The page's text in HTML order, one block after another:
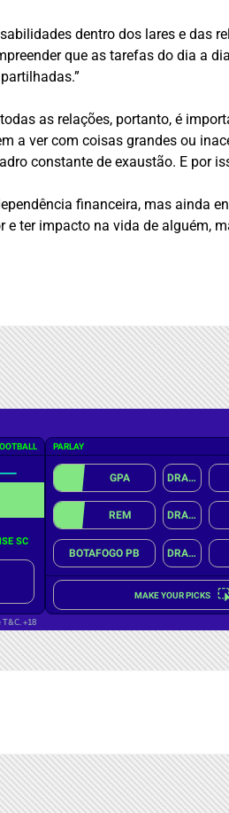
dentro dos lares e das
que as tarefas do dia a
as relações, portanto, é
a ver com coisas grandes ou
constante de exaustão. E por
financeira, mas ainda
ter impacto na vida de alguém,